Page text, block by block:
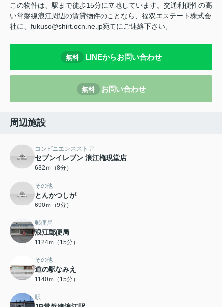
この物件は、駅まで徒歩15分に立地しています。交通利便性の高
い常磐線浪江周辺の賃貸物件のことなら、福双エステート株式会
社に、fukuso@shirt.ocn.ne.jp宛てにご連絡下さい。
無料 LINEからお問い合わせ
無料 お問い合わせ
周辺施設
コンビニエンスストア
セブンイレブン 浪江権現堂店
632ｍ（8分）
その他
とんかつしが
690ｍ（9分）
郵便局
浪江郵便局
1124ｍ（15分）
その他
道の駅なみえ
1140ｍ（15分）
駅